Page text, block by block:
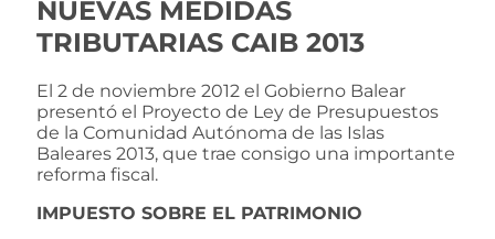
NUEVAS MEDIDAS
TRIBUTARIAS CAIB 2013
El 2 de noviembre 2012 el Gobierno Balear
presentó el Proyecto de Ley de Presupuestos
de la Comunidad Autónoma de las Islas
Baleares 2013, que trae consigo una importante
reforma fiscal.
IMPUESTO SOBRE EL PATRIMONIO